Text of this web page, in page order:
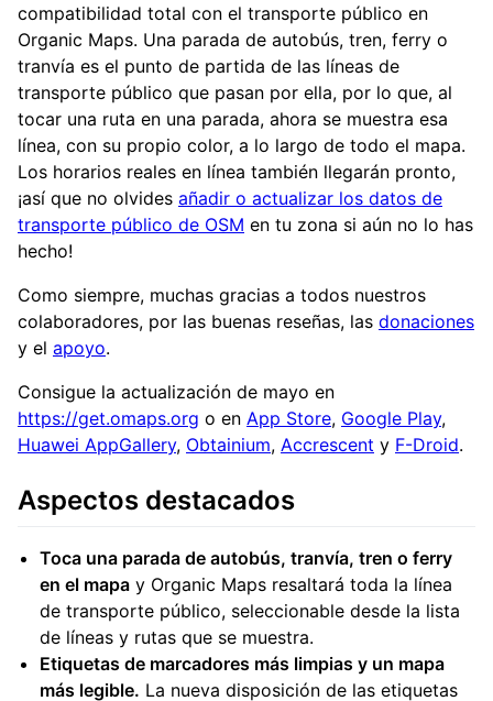
compatibilidad total con el transporte público en
Organic Maps. Una parada de autobús, tren, ferry o
tranvía es el punto de partida de las líneas de
transporte público que pasan por ella, por lo que, al
tocar una ruta en una parada, ahora se muestra esa
línea, con su propio color, a lo largo de todo el mapa.
Los horarios reales en línea también llegarán pronto,
¡así que no olvides añadir o actualizar los datos de
transporte público de OSM en tu zona si aún no lo has
hecho!
Como siempre, muchas gracias a todos nuestros
colaboradores, por las buenas reseñas, las donaciones
y el apoyo.
Consigue la actualización de mayo en
https://get.omaps.org o en App Store, Google Play,
Huawei AppGallery, Obtainium, Accrescent y F-Droid.
Aspectos destacados
Toca una parada de autobús, tranvía, tren o ferry
en el mapa y Organic Maps resaltará toda la línea
de transporte público, seleccionable desde la lista
de líneas y rutas que se muestra.
Etiquetas de marcadores más limpias y un mapa
más legible. La nueva disposición de las etiquetas